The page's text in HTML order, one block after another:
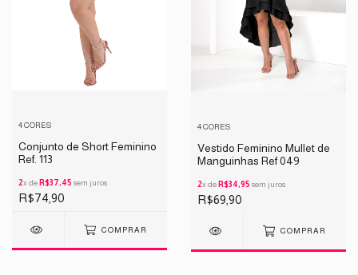
4 CORES
Conjunto de Short Feminino
Ref. 113
2x de R$37,45 sem juros
R$74,90
COMPRAR
4 CORES
Vestido Feminino Mullet de
Manguinhas Ref 049
2x de R$34,95 sem juros
R$69,90
COMPRAR